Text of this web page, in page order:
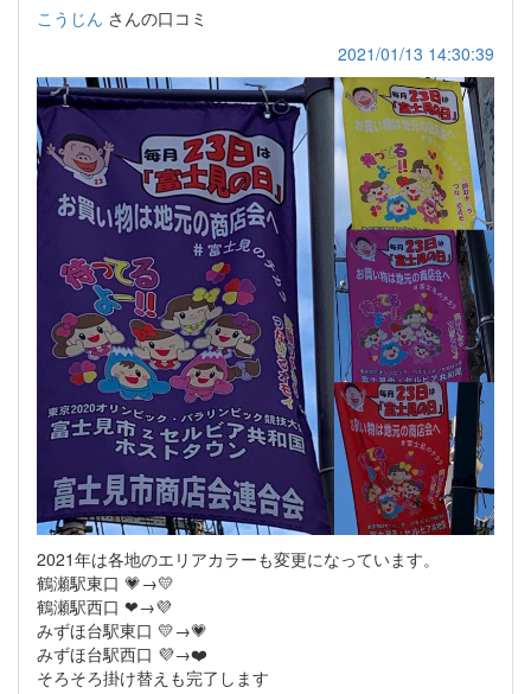
こうじん さんの口コミ
2021/01/13 14:30:39
2021年は各地のエリアカラーも変更になっています。
鶴瀬駅東口 💗→💛
鶴瀬駅西口 ❤→💜
みずほ台駅東口 💛→💗
みずほ台駅西口 💜→❤️
そろそろ掛け替えも完了します